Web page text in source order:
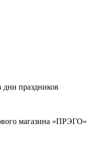
праздников
магазина «ПРЭГО»